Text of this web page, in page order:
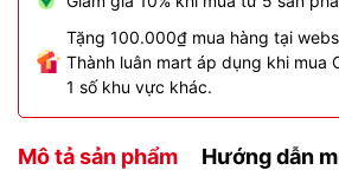
Tặng 100.000₫ mua hàng tại
Thành luân mart áp dụng khi mua
1 số khu vực khác.
Mô tả sản phẩm Hướng dẫn